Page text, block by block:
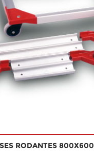
RODANTES 800X600